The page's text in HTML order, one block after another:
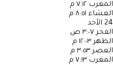
المغرب ٧:١٢ م
العشاء ٨:٥١ م
24 الأحد
الفجر ٣:٠٧ ص
الظهر ١٢:٠٣ م
العصر ٣:٥٣ م
المغرب ٧:١٣ م